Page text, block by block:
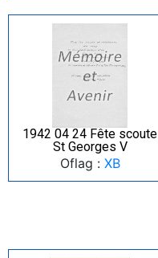
1942 04 24 Fête scoute
St Georges V
Oflag : XB